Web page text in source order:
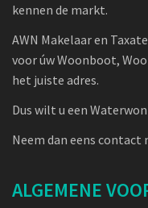
kennen de markt.
AWN Makelaar en
voor úw Woonboot,
het juiste adres.
Dus wilt u een
Neem dan eens contact
ALGEMENE